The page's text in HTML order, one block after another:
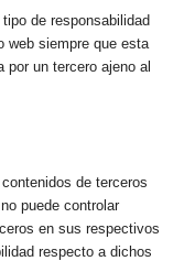
de responsabilidad
web siempre que esta
por un tercero ajeno al
de terceros
puede controlar
en sus respectivos
respecto a dichos